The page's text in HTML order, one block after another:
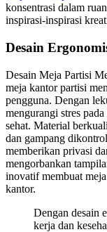
konsentrasi dalam
inspirasi-inspirasi
Desain
Desain Meja Partisi
meja kantor partisi
pengguna. Dengan
mengurangi stres
sehat. Material
dan gampang
memberikan privasi
mengorbankan
inovatif membuat
kantor.
Dengan desain
kerja dan